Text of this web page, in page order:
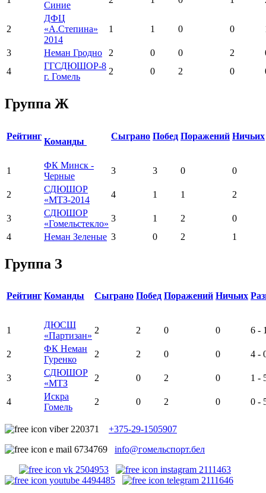
Синие
2
ДФЦ
«А.Степина»
2014
1 1 0 0
3 Неман Гродно 2 0 0 2
4
ГГСДЮШОР-8
г. Гомель
2 0 2 0
Группа Ж
Рейтинг
Команды
Сыграно Побед Поражений Ничьих
1
ФК Минск -
Черные
3 3 0 0
2
СДЮШОР
«МТЗ-2014
4 1 1 2
3
СДЮШОР
«Гомельстекло»
3 1 2
0
4
Неман Зеленые 3 0 2 1
Группа З
Рейтинг Команды Сыграно Побед Поражений Ничьих
1
ДЮСШ
«Партизан»
2 2 0 0 6 -
2
ФК Неман
Гуренко
2 2 0 0 4 -
3
СДЮШОР
«МТЗ
2 0 2 0 1 -
4
Искра
Гомель
2 0 2 0 0 -
+375-29-1505907
info@гомельспорт.бел